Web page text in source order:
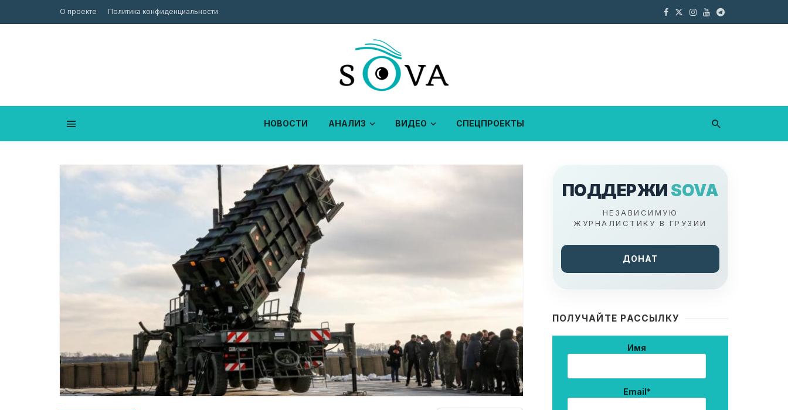
О проекте Политика конфиденциальности
НОВОСТИ АНАЛИЗ ВИДЕО СПЕЦПРОЕКТЫ
ПОДДЕРЖИ SOVA
НЕЗАВИСИМУЮ
ЖУРНАЛИСТИКУ В ГРУЗИИ
ДОНАТ
ПОЛУЧАЙТЕ РАССЫЛКУ
Имя
Email*